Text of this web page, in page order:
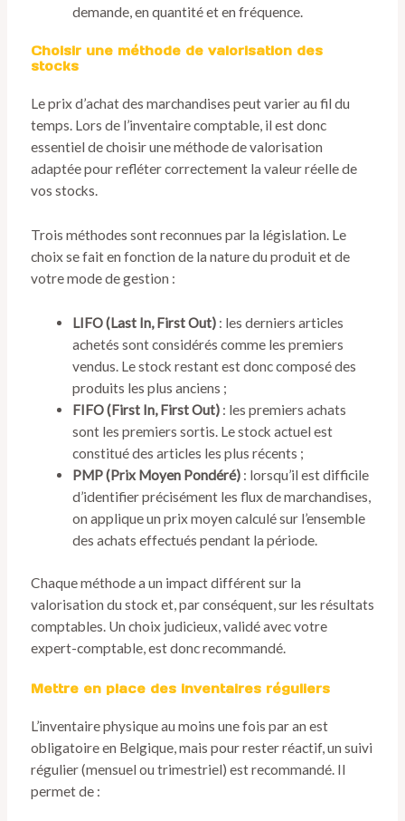
demande, en quantité et en fréquence.
Choisir une méthode de valorisation des
stocks
Le prix d’achat des marchandises peut varier au fil du
temps. Lors de l’inventaire comptable, il est donc
essentiel de choisir une méthode de valorisation
adaptée pour refléter correctement la valeur réelle de
vos stocks.
Trois méthodes sont reconnues par la législation. Le
choix se fait en fonction de la nature du produit et de
votre mode de gestion :
LIFO (Last In, First Out) : les derniers articles
achetés sont considérés comme les premiers
vendus. Le stock restant est donc composé des
produits les plus anciens ;
FIFO (First In, First Out) : les premiers achats
sont les premiers sortis. Le stock actuel est
constitué des articles les plus récents ;
PMP (Prix Moyen Pondéré) : lorsqu’il est difficile
d’identifier précisément les flux de marchandises,
on applique un prix moyen calculé sur l’ensemble
des achats effectués pendant la période.
Chaque méthode a un impact différent sur la
valorisation du stock et, par conséquent, sur les résultats
comptables. Un choix judicieux, validé avec votre
expert-comptable, est donc recommandé.
Mettre en place des inventaires réguliers
L’inventaire physique au moins une fois par an est
obligatoire en Belgique, mais pour rester réactif, un suivi
régulier (mensuel ou trimestriel) est recommandé. Il
permet de :